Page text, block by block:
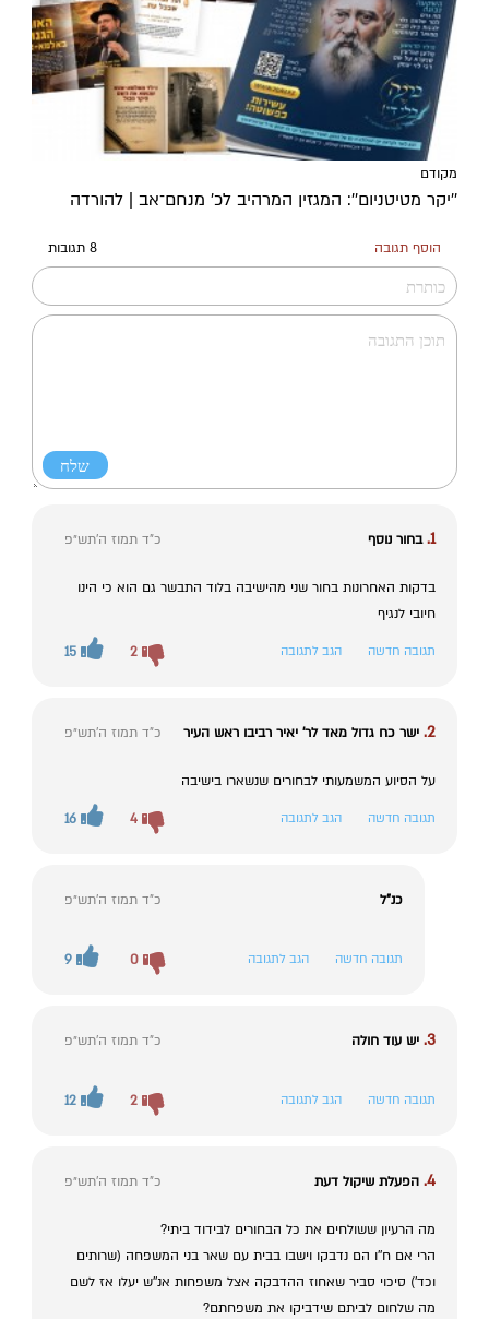
מקודם
''יקר מטיטניום'': המגזין המרהיב לכ’ מנחם־אב | להורדה
הוסף תגובה 8 תגובות
1. בחור נוסף כ"ד תמוז ה׳תש״פ
בדקות האחרונות בחור שני מהישיבה בלוד התבשר גם הוא כי הינו
חיובי לנגיף
תגובה חדשה הגב לתגובה 15 2
2. ישר כח גדול מאד לר' יאיר רביבו ראש העיר כ"ד תמוז ה׳תש״פ
על הסיוע המשמעותי לבחורים שנשארו בישיבה
תגובה חדשה הגב לתגובה 16 4
כנ"ל כ"ד תמוז ה׳תש״פ
תגובה חדשה הגב לתגובה 9 0
3. יש עוד חולה כ"ד תמוז ה׳תש״פ
תגובה חדשה הגב לתגובה 12 2
4. הפעלת שיקול דעת כ"ד תמוז ה׳תש״פ
מה הרעיון ששולחים את כל הבחורים לבידוד ביתי?
הרי אם ח''ו הם נדבקו וישבו בבית עם שאר בני המשפחה (שרותים
וכד') סיכוי סביר שאחוז ההדבקה אצל משפחות אנ''ש יעלו אז לשם
מה שלחום לביתם שידביקו את משפחתם?